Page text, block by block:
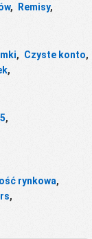
, Remisy,
, Czyste konto,
,
,
rynkowa,
,